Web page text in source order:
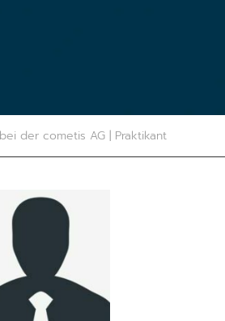
der cometis AG | Praktikant